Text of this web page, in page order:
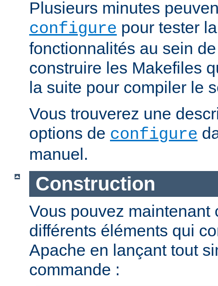
Plusieurs minutes
configure pour tester
fonctionnalités au sein
construire les Makefiles
la suite pour compiler le
Vous trouverez une
options de configure
manuel.
Construction
Vous pouvez maintenant
différents éléments qui
Apache en lançant tout
commande :